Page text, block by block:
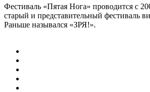
Фестиваль «Пятая Нога» проводится с
старый и представительный фестиваль
Раньше назывался «ЗРЯ!».